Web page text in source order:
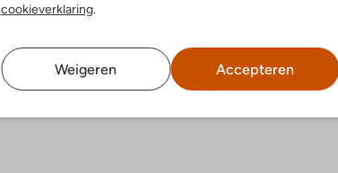
cookieverklaring.
Weigeren Accepteren